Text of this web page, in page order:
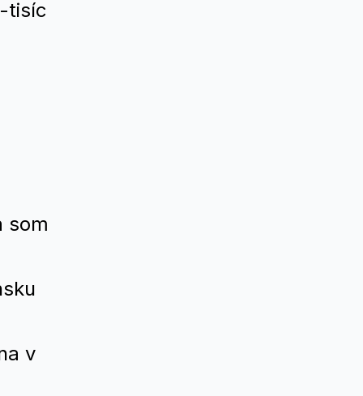
tisíc
som
v